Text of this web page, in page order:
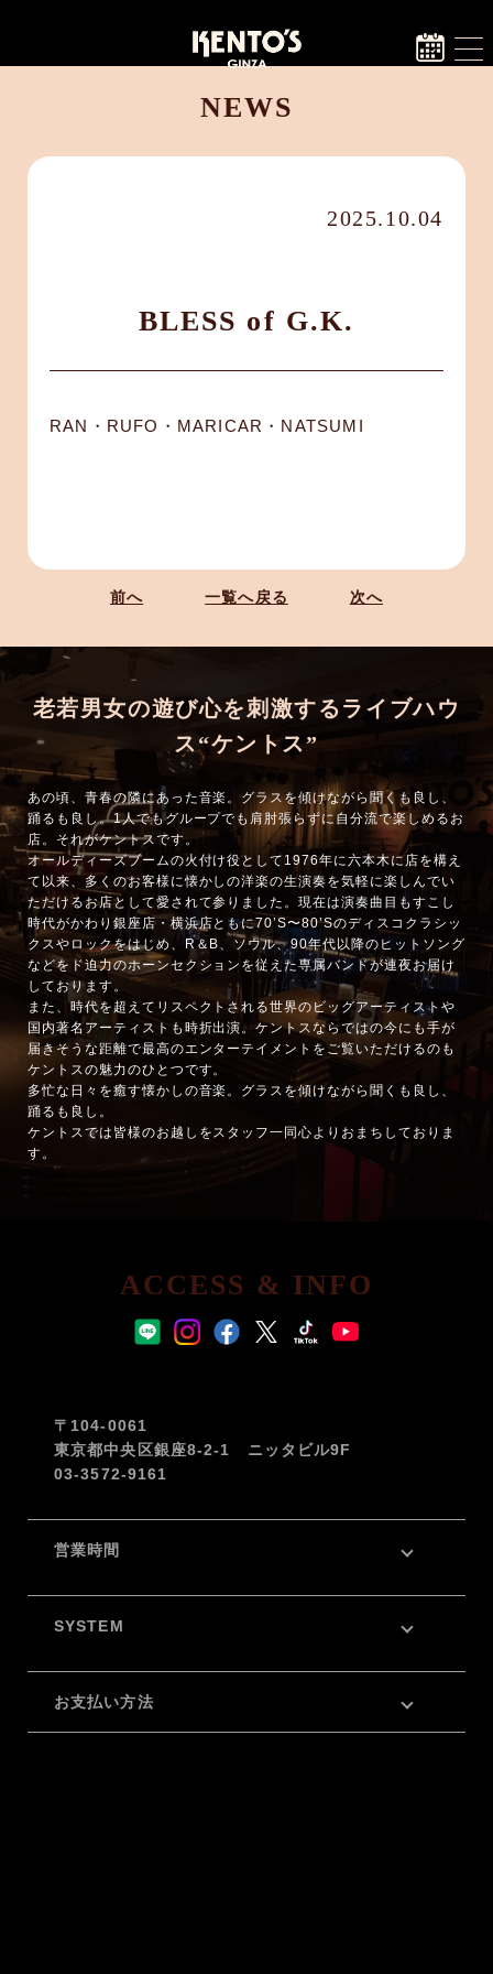
NEWS
2025.10.04
BLESS of G.K.
RAN・RUFO・MARICAR・NATSUMI
前へ 一覧へ戻る 次へ
老若男女の遊び心を刺激するライブハウ
ス“ケントス”
あの頃、青春の隣にあった音楽。グラスを傾けながら聞くも良し、
踊るも良し。1人でもグループでも肩肘張らずに自分流で楽しめるお
店。それがケントスです。
オールディーズブームの火付け役として1976年に六本木に店を構え
て以来、多くのお客様に懐かしの洋楽の生演奏を気軽に楽しんでい
ただけるお店として愛されて参りました。現在は演奏曲目もすこし
時代がかわり銀座店・横浜店ともに70’S〜80’Sのディスコクラシッ
クスやロックをはじめ、R＆B、ソウル、90年代以降のヒットソング
などをド迫力のホーンセクションを従えた専属バンドが連夜お届け
しております。
また、時代を超えてリスペクトされる世界のビッグアーティストや
国内著名アーティストも時折出演。ケントスならではの今にも手が
届きそうな距離で最高のエンターテイメントをご覧いただけるのも
ケントスの魅力のひとつです。
多忙な日々を癒す懐かしの音楽。グラスを傾けながら聞くも良し、
踊るも良し。
ケントスでは皆様のお越しをスタッフ一同心よりおまちしておりま
す。
ACCESS & INFO
〒104-0061
東京都中央区銀座8-2-1 ニッタビル9F
03-3572-9161
営業時間
SYSTEM
お支払い方法